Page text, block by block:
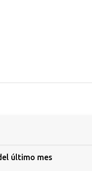
último mes